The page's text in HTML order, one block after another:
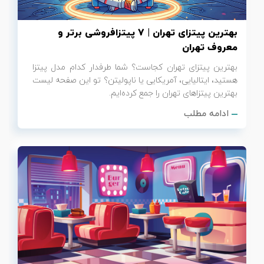
بهترین پیتزای تهران | 7 پیتزافروشی برتر و
معروف تهران
بهترین پیتزای تهران کجاست؟ شما طرفدار کدام مدل پیتزا
هستید، ایتالیایی، آمریکایی یا ناپولیتن؟ تو این صفحه لیست
بهترین پیتزاهای تهران را جمع کرده‌ایم.
ادامه مطلب